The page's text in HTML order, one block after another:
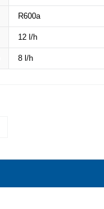
R600a
12 l/h
8 l/h